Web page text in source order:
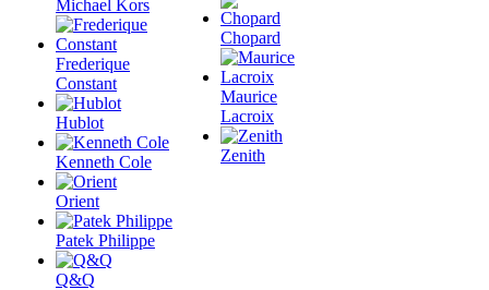
Michael Kors
Frederique
Constant
Hublot
Kenneth Cole
Orient
Patek Philippe
Q&Q
Chopard
Maurice
Lacroix
Zenith